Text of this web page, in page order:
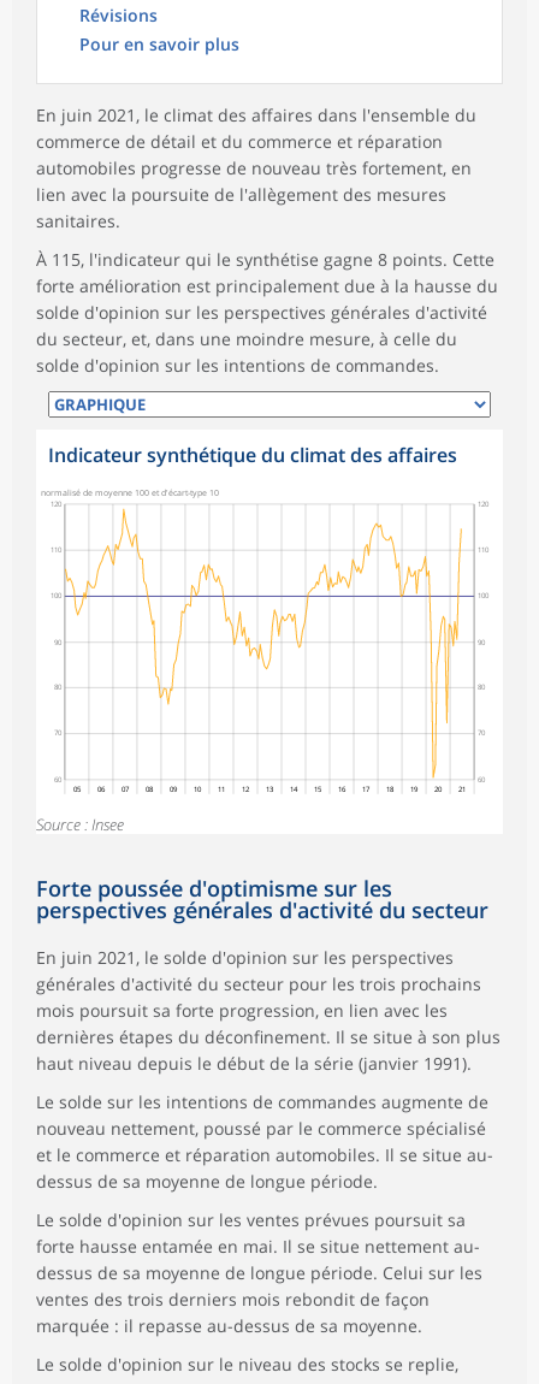
Révisions
Pour en savoir plus
En juin 2021, le climat des affaires dans l'ensemble du
commerce de détail et du commerce et réparation
automobiles progresse de nouveau très fortement, en
lien avec la poursuite de l'allègement des mesures
sanitaires.
À 115, l'indicateur qui le synthétise gagne 8 points. Cette
forte amélioration est principalement due à la hausse du
solde d'opinion sur les perspectives générales d'activité
du secteur, et, dans une moindre mesure, à celle du
solde d'opinion sur les intentions de commandes.
Indicateur synthétique du climat des affaires
100
110
120
90
80
70
60 60
70
80
90
100
110
120
normalisé de moyenne 100 et d'écart-type 10
05 06 07 08 09 10 11 12 13 14 15 16 17 18 19 20 21
Source : Insee
Forte poussée d'optimisme sur les
perspectives générales d'activité du secteur
En juin 2021, le solde d'opinion sur les perspectives
générales d'activité du secteur pour les trois prochains
mois poursuit sa forte progression, en lien avec les
dernières étapes du déconfinement. Il se situe à son plus
haut niveau depuis le début de la série (janvier 1991).
Le solde sur les intentions de commandes augmente de
nouveau nettement, poussé par le commerce spécialisé
et le commerce et réparation automobiles. Il se situe au-
dessus de sa moyenne de longue période.
Le solde d'opinion sur les ventes prévues poursuit sa
forte hausse entamée en mai. Il se situe nettement au-
dessus de sa moyenne de longue période. Celui sur les
ventes des trois derniers mois rebondit de façon
marquée : il repasse au-dessus de sa moyenne.
Le solde d'opinion sur le niveau des stocks se replie,